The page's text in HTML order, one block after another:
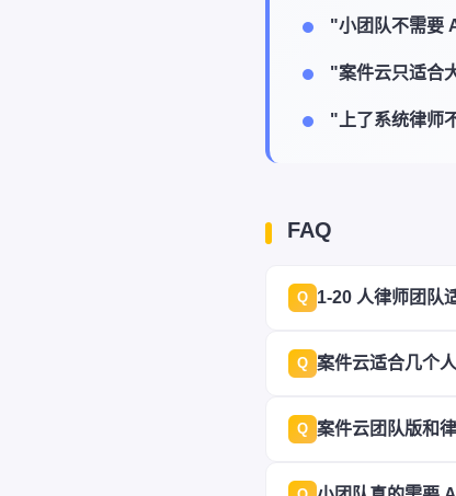
"小团队不需要
"案件云只适合
"上了系统律师
FAQ
Q 1-20 人律师团队
Q 案件云适合几个人
Q 案件云团队版和